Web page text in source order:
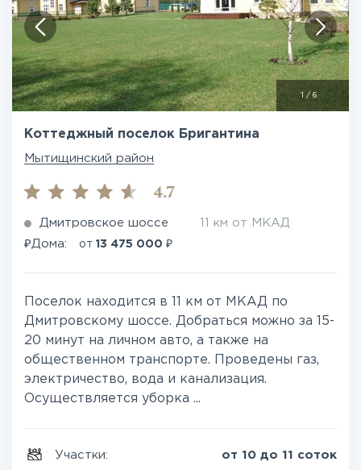
/ 6
Коттеджный поселок Бригантина
Мытищинский район
4.7
Дмитровское шоссе 11 км от МКАД
₽Дома: от 13 475 000 ₽
Поселок находится в 11 км от МКАД по
Дмитровскому шоссе. Добраться можно за 15-
20 минут на личном авто, а также на
общественном транспорте. Проведены газ,
электричество, вода и канализация.
Осуществляется уборка ...
Участки: от 10 до 11 соток